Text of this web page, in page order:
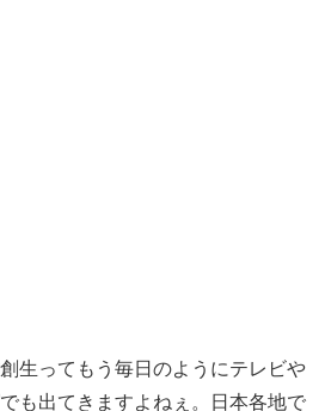
生ってもう毎日のようにテレビや
も出てきますよねぇ。日本各地で